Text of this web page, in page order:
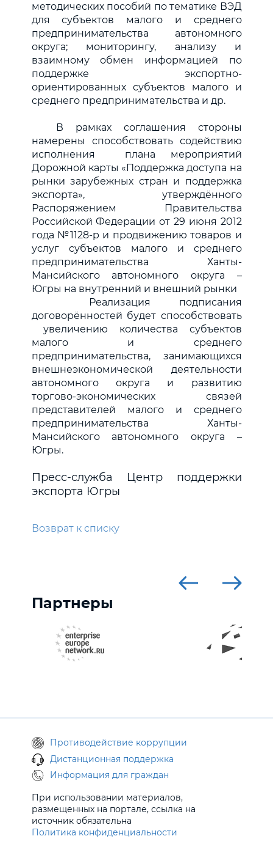
методических пособий по тематике ВЭД
для субъектов малого и среднего
предпринимательства автономного
округа; мониторингу, анализу и
взаимному обмен информацией по
поддержке экспортно-
ориентированных субъектов малого и
среднего предпринимательства и др.
В рамках соглашения стороны
намерены способствовать содействию
исполнения плана мероприятий
Дорожной карты «Поддержка доступа на
рынки зарубежных стран и поддержка
экспорта», утверждённого
Распоряжением Правительства
Российской Федерации от 29 июня 2012
года №1128-p и продвижению товаров и
услуг субъектов малого и среднего
предпринимательства Ханты-
Мансийского автономного округа –
Югры на внутренний и внешний рынки
Реализация подписания
договорённостей будет способствовать
увеличению количества субъектов
малого и среднего
предпринимательства, занимающихся
внешнеэкономической деятельности
автономного округа и развитию
торгово-экономических связей
представителей малого и среднего
предпринимательства Ханты-
Мансийского автономного округа –
Югры.
Пресс-служба Центр поддержки
экспорта Югры
Возврат к списку
Партнеры
Противодействие коррупции
Дистанционная поддержка
Информация для граждан
При использовании материалов,
размещенных на портале, ссылка на
источник обязательна
Политика конфиденциальности